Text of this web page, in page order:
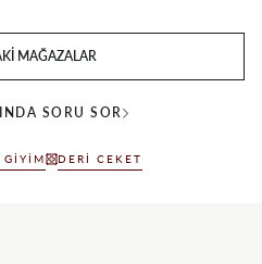
MAĞAZALAR
SORU SOR
GIYIM DERI CEKET